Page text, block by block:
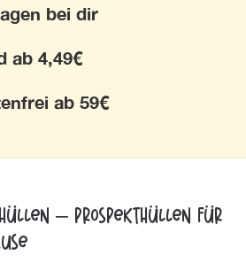
bei dir
ab 4,49€
ab 59€
– Prospekthüllen für